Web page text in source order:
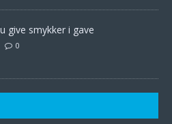
give smykker i gave
0